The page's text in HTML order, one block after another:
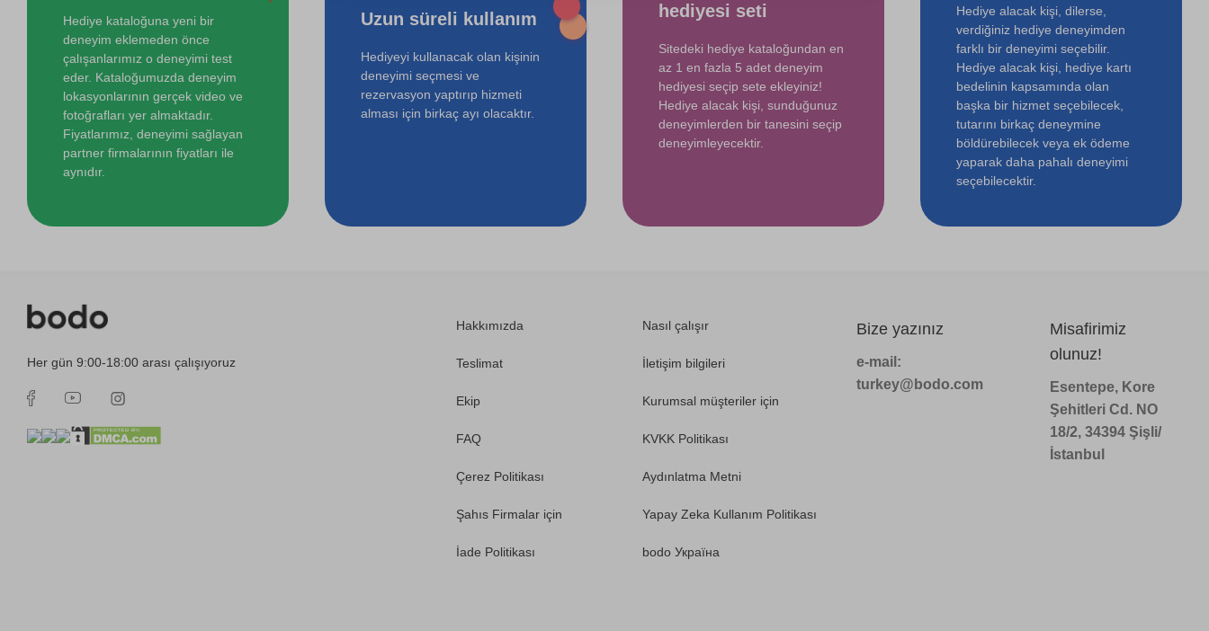
Hediye kataloğuna yeni bir
deneyim eklemeden önce
çalışanlarımız o deneyimi test
eder. Kataloğumuzda deneyim
lokasyonlarının gerçek video ve
fotoğrafları yer almaktadır.
Fiyatlarımız, deneyimi sağlayan
partner firmalarının fiyatları ile
aynıdır.
Uzun süreli kullanım
Hediyeyi kullanacak olan kişinin
deneyimi seçmesi ve
rezervasyon yaptırıp hizmeti
alması için birkaç ayı olacaktır.
hediyesi seti
Sitedeki hediye kataloğundan en
az 1 en fazla 5 adet deneyim
hediyesi seçip sete ekleyiniz!
Hediye alacak kişi, sunduğunuz
deneyimlerden bir tanesini seçip
deneyimleyecektir.
Hediye alacak kişi, dilerse,
verdiğiniz hediye deneyimden
farklı bir deneyimi seçebilir.
Hediye alacak kişi, hediye kartı
bedelinin kapsamında olan
başka bir hizmet seçebilecek,
tutarını birkaç deneymine
böldürebilecek veya ek ödeme
yaparak daha pahalı deneyimi
seçebilecektir.
Her gün 9:00-18:00 arası çalışıyoruz
Hakkımızda Nasıl çalışır
Teslimat İletişim bilgileri
Ekip Kurumsal müşteriler için
FAQ KVKK Politikası
Çerez Politikası Aydınlatma Metni
Şahıs Firmalar için Yapay Zeka Kullanım Politikası
İade Politikası bodo Україна
Bize yazınız
e-mail:
turkey@bodo.com
Misafirimiz
olunuz!
Esentepe, Kore
Şehitleri Cd. NO
18/2, 34394 Şişli/
İstanbul